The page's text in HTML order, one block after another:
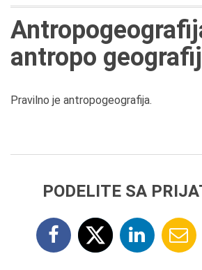
antropo
Pravilno je antropogeografija.
PODELITE SA